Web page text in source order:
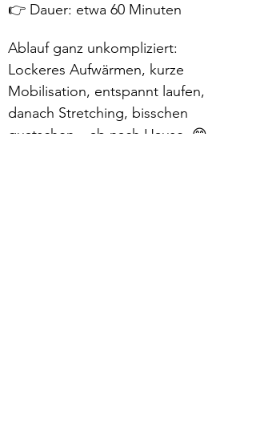
👉 Dauer: etwa 60 Minuten
Ablauf ganz unkompliziert:
Lockeres Aufwärmen, kurze
Mobilisation, entspannt laufen,
danach Stretching, bisschen
quatschen – ab nach Hause. 😁